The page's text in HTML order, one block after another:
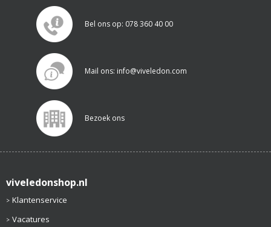
Bel ons op: 078 360 40 00
Mail ons: info@viveledon.com
Bezoek ons
viveledonshop.nl
Klantenservice
Vacatures